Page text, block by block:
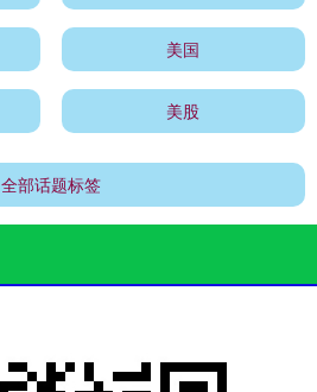
美国
美股
全部话题标签